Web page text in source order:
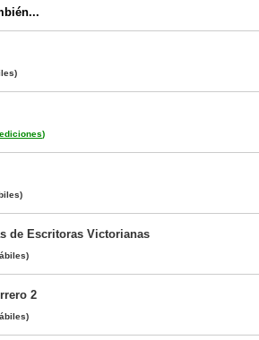
)
de Escritoras Victorianas
2